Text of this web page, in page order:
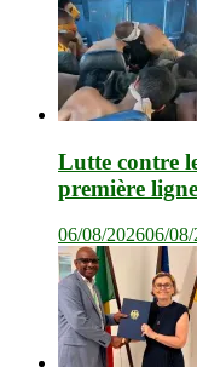
Lutte contre
première
06/08/202606/